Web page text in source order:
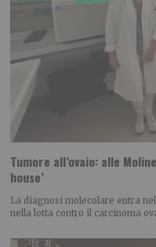
Tumore all’ovaio: alle
house’
La diagnosi molecolare entra
nella lotta contro il carcinoma